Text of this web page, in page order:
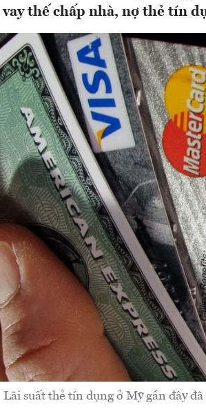
vay thế chấp nhà, nợ thẻ tín
Lãi suất thẻ tín dụng ở Mỹ gần đây